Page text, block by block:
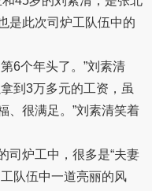
是此次司炉工队伍中的
6个年头了。”刘素清
到3万多元的工资，虽
、很满足。”刘素清笑着
司炉工中，很多是“夫妻
队伍中一道亮丽的风